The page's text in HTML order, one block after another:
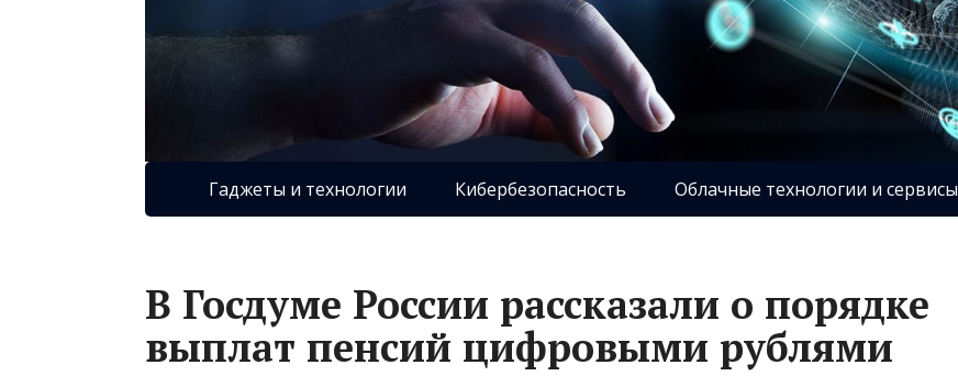
Гаджеты и технологии Кибербезопасность Облачные технологии и сервисы
В Госдуме России рассказали о порядке
выплат пенсий цифровыми рублями